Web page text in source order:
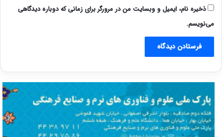
ذخیره نام، ایمیل و وبسایت من در مرورگر برای زمانی که دوباره دیدگاهی
می‌نویسم.